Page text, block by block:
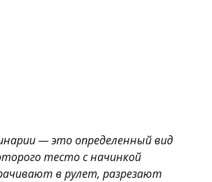
— это определенный вид
тесто с начинкой
в рулет, разрезают